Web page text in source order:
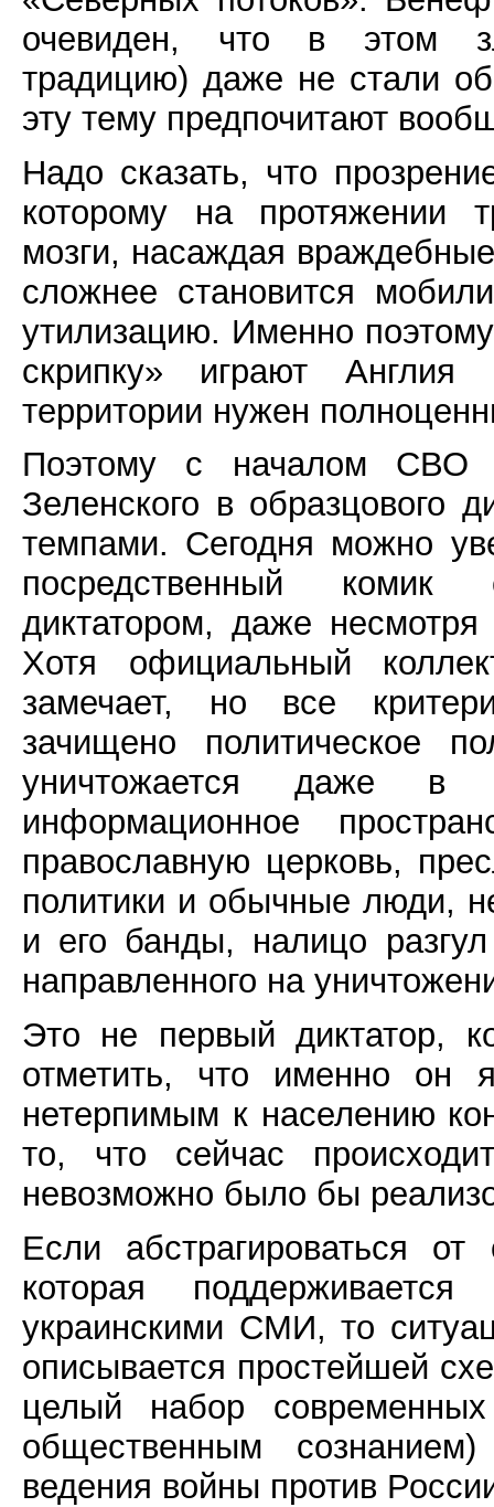
очевиден, что в этом
традицию) даже не стали
эту тему предпочитают
Надо сказать, что
которому на протяжении
мозги, насаждая
сложнее становится
утилизацию. Именно
скрипку» играют
территории нужен
Поэтому с началом СВО
Зеленского в образцового
темпами. Сегодня можно
посредственный комик
диктатором, даже
Хотя официальный
замечает, но все
зачищено политическое
уничтожается даже в
информационное
православную церковь,
политики и обычные люди,
и его банды, налицо
направленного на
Это не первый диктатор,
отметить, что именно он
нетерпимым к населению
то, что сейчас
невозможно было бы
Если абстрагироваться
которая
украинскими СМИ, то
описывается простейшей
целый набор
общественным
ведения войны против